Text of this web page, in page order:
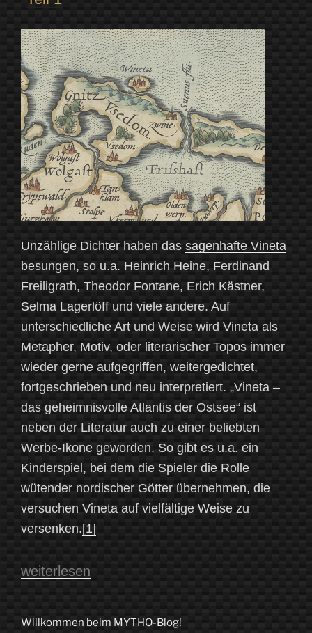
Teil
2“
Unzählige Dichter haben das sagenhafte Vineta
besungen, so u.a. Heinrich Heine, Ferdinand
Freiligrath, Theodor Fontane, Erich Kästner,
Selma Lagerlöff und viele andere. Auf
unterschiedliche Art und Weise wird Vineta als
Metapher, Motiv, oder literarischer Topos immer
wieder gerne aufgegriffen, weitergedichtet,
fortgeschrieben und neu interpretiert. „Vineta –
das geheimnisvolle Atlantis der Ostsee“ ist
neben der Literatur auch zu einer beliebten
Werbe-Ikone geworden. So gibt es u.a. ein
Kinderspiel, bei dem die Spieler die Rolle
wütender nordischer Götter übernehmen, die
versuchen Vineta auf vielfältige Weise zu
versenken.[1]
„Vineta
eine
weiterlesen
Willkommen beim MYTHO-Blog!